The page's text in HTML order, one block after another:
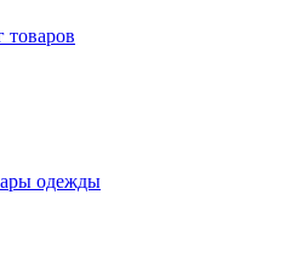
одежды